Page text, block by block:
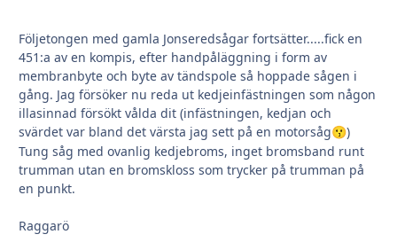
Följetongen med gamla Jonseredsågar fortsätter.....fick en
451:a av en kompis, efter handpåläggning i form av
membranbyte och byte av tändspole så hoppade sågen i
gång. Jag försöker nu reda ut kedjeinfästningen som någon
illasinnad försökt vålda dit (infästningen, kedjan och
svärdet var bland det värsta jag sett på en motorsåg😗)
Tung såg med ovanlig kedjebroms, inget bromsband runt
trumman utan en bromskloss som trycker på trumman på
en punkt.
Raggarö